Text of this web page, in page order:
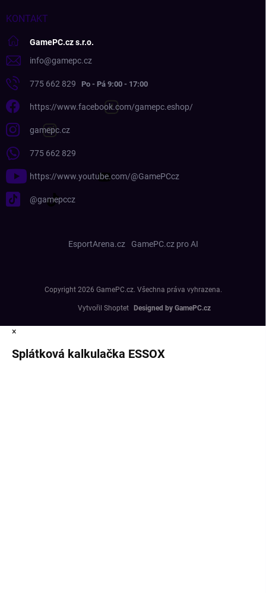
KONTAKT
GamePC.cz s.r.o.
info@gamepc.cz
775 662 829
https://www.facebook.com/gamepc.eshop/
gamepc.cz
775 662 829
https://www.youtube.com/@GamePCcz
@gamepccz
EsportArena.cz GamePC.cz pro AI
Vytvořil Shoptet
Copyright 2026 GamePC.cz. Všechna práva vyhrazena.
×
Splátková kalkulačka ESSOX